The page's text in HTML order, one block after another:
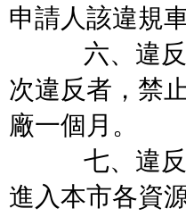
申請人該違規
六、違反第
次違反者，禁
廠一個月。
七、違反第
進入本市各資